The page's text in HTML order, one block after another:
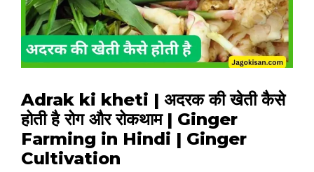
Adrak ki kheti | अदरक की खेती कैसे
होती है रोग और रोकथाम | Ginger
Farming in Hindi | Ginger
Cultivation